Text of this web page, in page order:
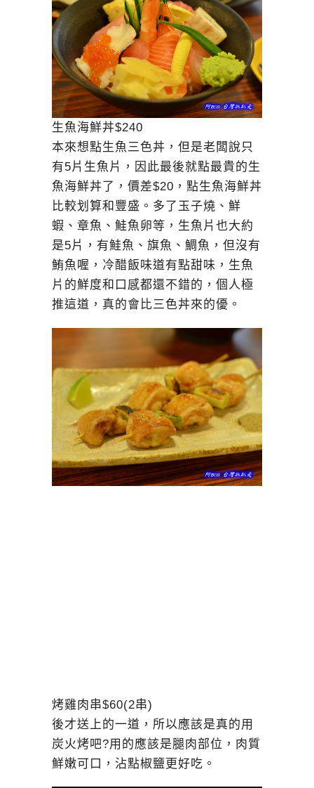
生魚海鮮丼$240
本來想點生魚三色丼，但是老闆說只
有5片生魚片，因此最後就點最貴的生
魚海鮮丼了，價差$20，點生魚海鮮丼
比較划算和豐盛。多了玉子燒、鮮
蝦、章魚、鮭魚卵等，生魚片也大約
是5片，有鮭魚、旗魚、鯛魚，但沒有
鮪魚喔，冷醋飯味道有點甜味，生魚
片的鮮度和口感都還不錯的，個人極
推這道，真的會比三色丼來的優。
烤雞肉串$60(2串)
後才送上的一道，所以應該是真的用
炭火烤吧?用的應該是腿肉部位，肉質
鮮嫩可口，沾點椒鹽更好吃。